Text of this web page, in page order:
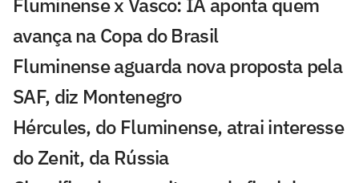
avança na Copa do Brasil
Fluminense aguarda nova proposta pela
SAF, diz Montenegro
Hércules, do Fluminense, atrai interesse
do Zenit, da Rússia